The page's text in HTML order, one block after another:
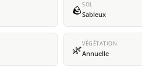
🪨SOL
Sableux
🌿VÉGÉTATION
Annuelle